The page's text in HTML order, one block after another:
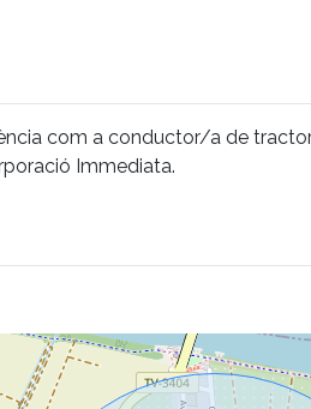
com a conductor/a de
Immediata.